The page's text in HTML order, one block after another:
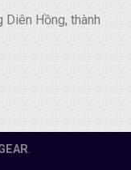
Hồng, thành
.